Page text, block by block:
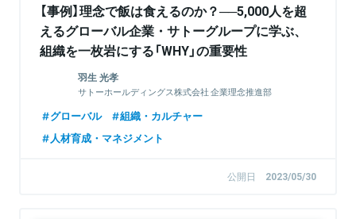
【事例】理念で飯は食えるのか？──5,000人を超
えるグローバル企業・サトーグループに学ぶ、
組織を一枚岩にする「WHY」の重要性
羽生 光孝
サトーホールディングス株式会社 企業理念推進部
グローバル
組織・カルチャー
人材育成・マネジメント
公開日 2023/05/30